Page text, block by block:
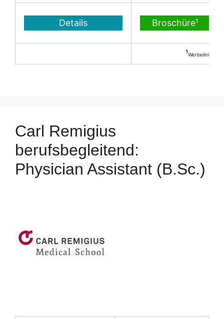
Details Broschüre¹
¹Werbelink
Carl Remigius
berufsbegleitend:
Physician Assistant (B.Sc.)